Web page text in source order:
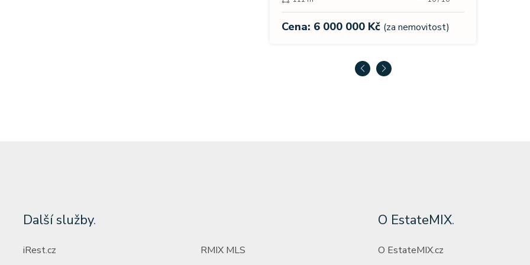
Cena: 13 990 000 Kč(za nemovitost)
Další služby.
iRest.cz
RMIX MLS
O EstateMIX.
O EstateMIX.cz